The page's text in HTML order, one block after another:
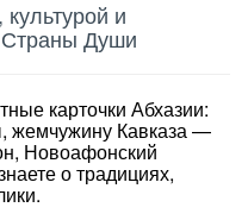
и
Души
карточки Абхазии:
жемчужину Кавказа —
Новоафонский
о традициях,